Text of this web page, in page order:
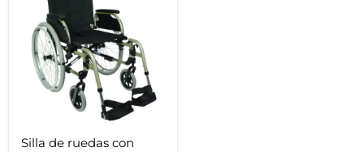
ruedas
con
asiento
regulable
altura
macizas
Silla de ruedas con